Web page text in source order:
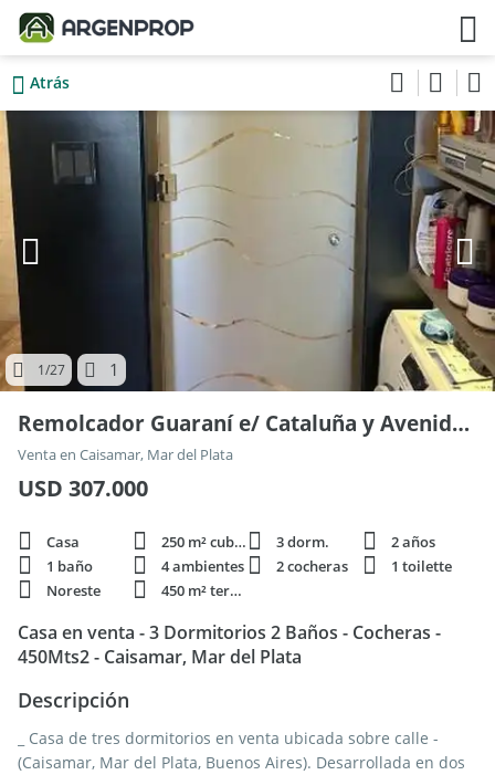
Atrás
1/27 1
Remolcador Guaraní e/ Cataluña y Avenida Constitución
Venta en Caisamar, Mar del Plata
USD 307.000
Casa 250 m² cubie. 3 dorm.
2 años
1 baño
4 ambientes 2 cocheras
1 toilette
Noreste
450 m² terren.
Casa en venta - 3 Dormitorios 2 Baños - Cocheras -
450Mts2 - Caisamar, Mar del Plata
Descripción
_ Casa de tres dormitorios en venta ubicada sobre calle -
(Caisamar, Mar del Plata, Buenos Aires). Desarrollada en dos